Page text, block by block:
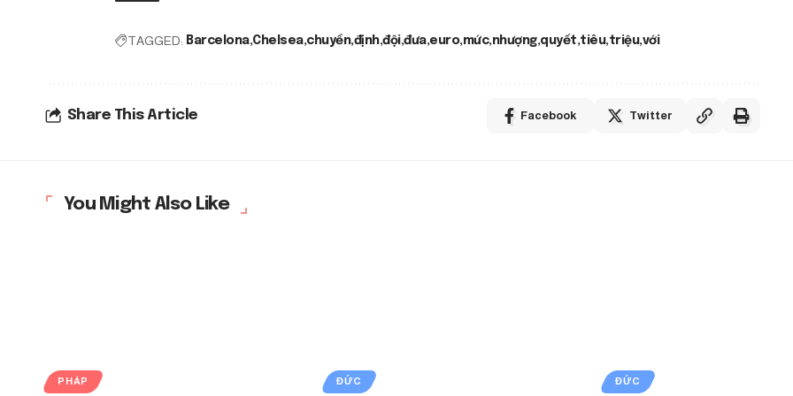
TAGGED: Barcelona Chelsea chuyển định đội đưa euro mức nhượng quyết tiêu triệu với
Share This Article Facebook Twitter
You Might Also Like
PHÁP ĐỨC ĐỨC